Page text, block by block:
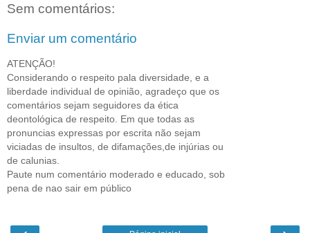
Sem comentários:
Enviar um comentário
ATENÇÃO!
Considerando o respeito pala diversidade, e a
liberdade individual de opinião, agradeço que os
comentários sejam seguidores da ética
deontológica de respeito. Em que todas as
pronuncias expressas por escrita não sejam
viciadas de insultos, de difamações,de injúrias ou
de calunias.
Paute num comentário moderado e educado, sob
pena de nao sair em público